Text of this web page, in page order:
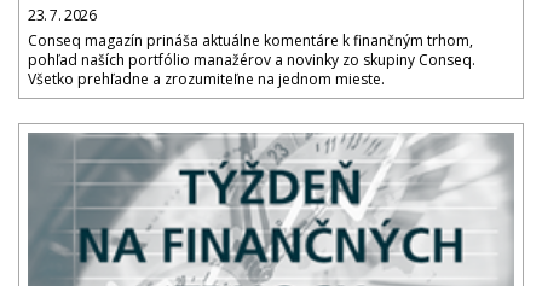
23. 7. 2026
Conseq magazín prináša aktuálne komentáre k finančným trhom,
pohľad naších portfólio manažérov a novinky zo skupiny Conseq.
Všetko prehľadne a zrozumiteľne na jednom mieste.